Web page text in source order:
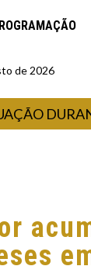
de 2026